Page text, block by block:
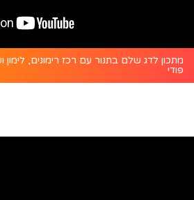
מתכון לדג שלם בתנור עם רכז רימונים, לימון
פודי